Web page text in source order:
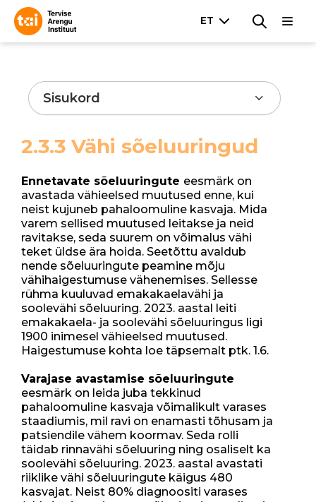
Sisukord
2.3.3 Vähi sõeluuringud
Ennetavate sõeluuringute eesmärk on
avastada vähieelsed muutused enne, kui
neist kujuneb pahaloomuline kasvaja. Mida
varem sellised muutused leitakse ja neid
ravitakse, seda suurem on võimalus vähi
teket üldse ära hoida. Seetõttu avaldub
nende sõeluuringute peamine mõju
vähihaigestumuse vähenemises. Sellesse
rühma kuuluvad emakakaelavähi ja
soolevähi sõeluuring. 2023. aastal leiti
emakakaela- ja soolevähi sõeluuringus ligi
1900 inimesel vähieelsed muutused.
Haigestumuse kohta loe täpsemalt ptk. 1.6.
Varajase avastamise sõeluuringute
eesmärk on leida juba tekkinud
pahaloomuline kasvaja võimalikult varases
staadiumis, mil ravi on enamasti tõhusam ja
patsiendile vähem koormav. Seda rolli
täidab rinnavähi sõeluuring ning osaliselt ka
soolevähi sõeluuring. 2023. aastal avastati
riiklike vähi sõeluuringute käigus 480
kasvajat. Neist 80% diagnoositi varases